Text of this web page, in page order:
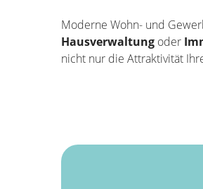
Moderne Wohn- und
Hausverwaltung oder
nicht nur die Attraktivität